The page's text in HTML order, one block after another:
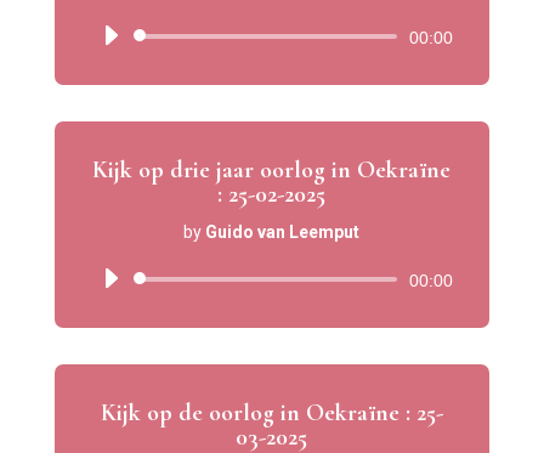
Audio
00:00
Kijk op drie jaar oorlog in Oekraïne
: 25-02-2025
by Guido van Leemput
Audio
00:00
Kijk op de oorlog in Oekraïne : 25-
03-2025